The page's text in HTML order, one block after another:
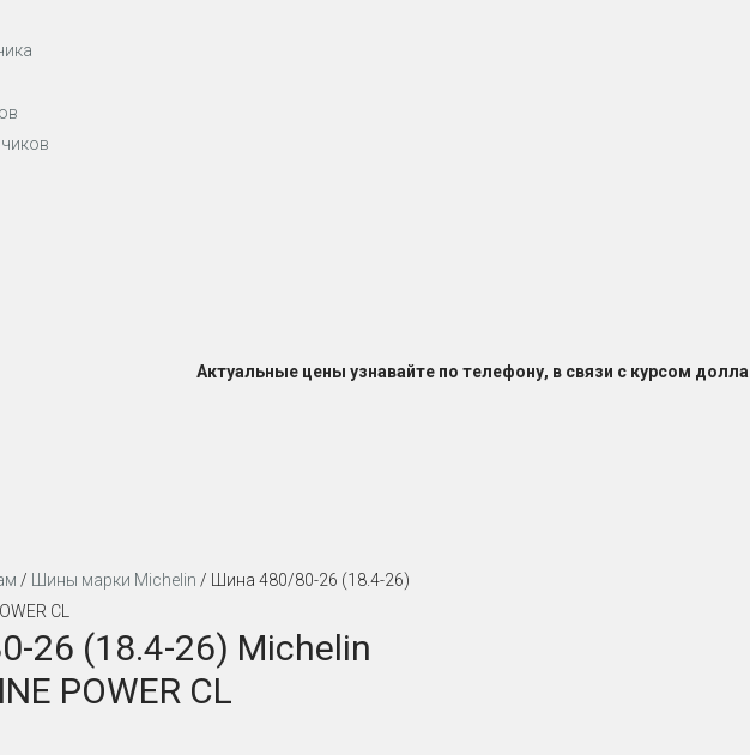
Актуальные цены узнавайте по телефону, в связи с курсом
/ Шины марки Michelin / Шина 480/80-26 (18.4-26)
CL
26 (18.4-26) Michelin
POWER CL